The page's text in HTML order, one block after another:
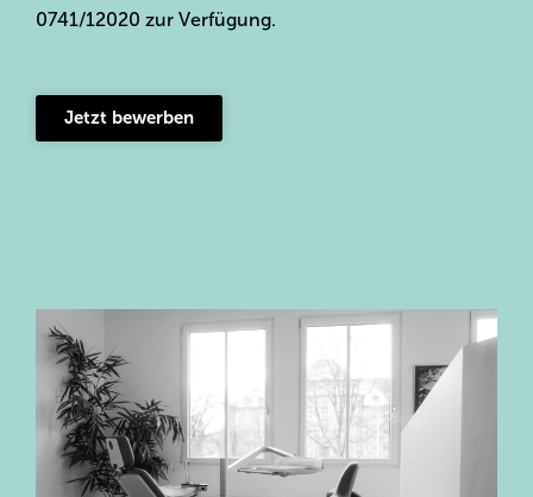
0741/12020 zur Verfügung.
Jetzt bewerben